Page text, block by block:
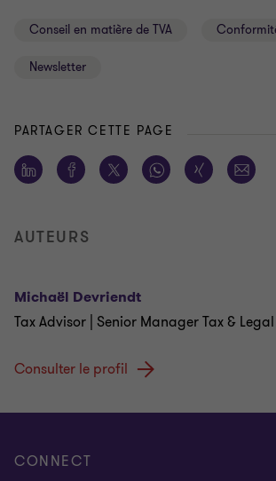
Conseil en matière de TVA
Newsletter
PARTAGER CETTE PAGE
AUTEURS
Michaël Devriendt
Tax Advisor | Senior Manager Tax & Legal
Consulter le profil
CONNECT